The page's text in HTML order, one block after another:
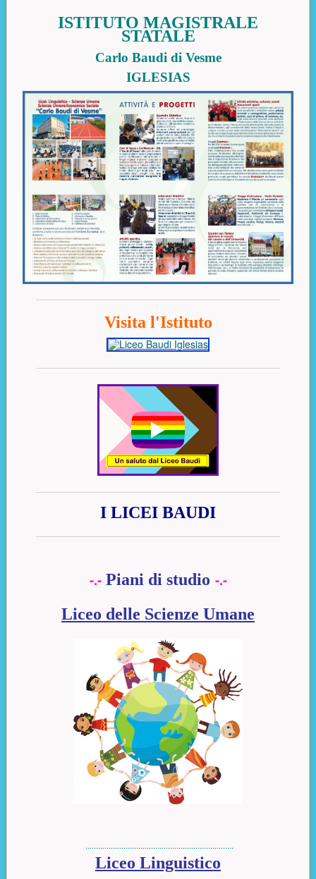
Contenuto principale
ISTITUTO MAGISTRALE
STATALE
Carlo Baudi di Vesme
IGLESIAS
Visita l'Istituto
I LICEI BAUDI
-.-Piani di studio -.-
Liceo delle Scienze Umane
......................................................................
Liceo Linguistico